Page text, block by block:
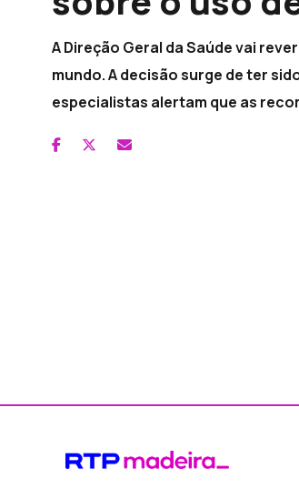
A Direção Geral da Saúde vai
mundo. A decisão surge de ter
especialistas alertam que as